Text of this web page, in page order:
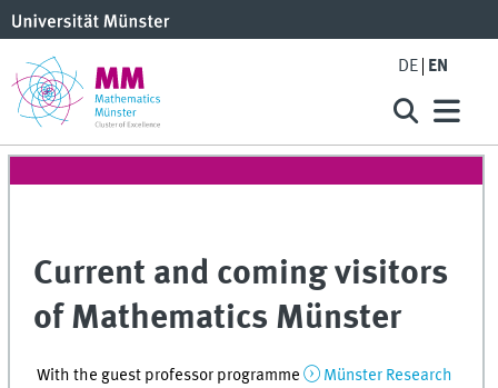
DE EN
Current and coming visitors
of Mathematics Münster
With the guest professor programme
Münster Research